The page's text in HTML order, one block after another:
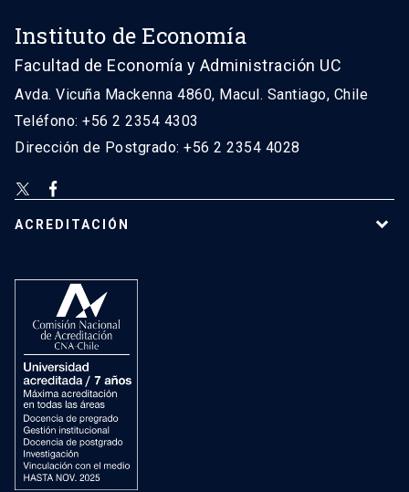
Instituto de Economía
Facultad de Economía y Administración UC
Avda. Vicuña Mackenna 4860, Macul. Santiago, Chile
Teléfono: +56 2 2354 4303
Dirección de Postgrado: +56 2 2354 4028
ACREDITACIÓN